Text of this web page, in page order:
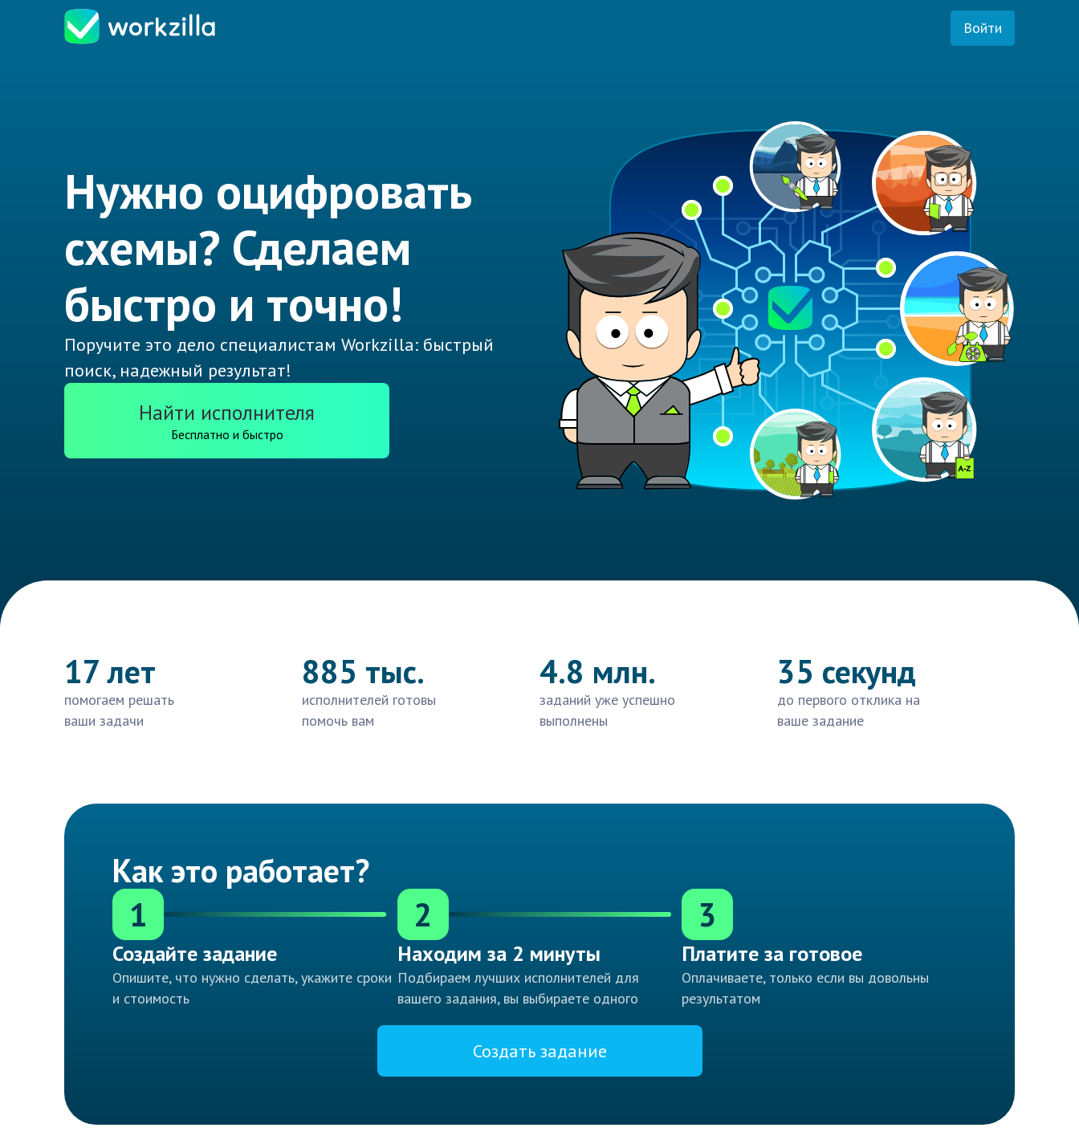
Войти
Нужно оцифровать
схемы? Сделаем
быстро и точно!
Поручите это дело специалистам Workzilla: быстрый
поиск, надежный результат!
Найти исполнителя
Бесплатно и быстро
17 лет
помогаем решать
ваши задачи
885 тыс.
исполнителей готовы
помочь вам
4.8 млн.
заданий уже успешно
выполнены
35 секунд
до первого отклика на
ваше задание
Как это работает?
1
Создайте задание
Опишите, что нужно сделать, укажите сроки
и стоимость
2
Находим за 2 минуты
Подбираем лучших исполнителей для
вашего задания, вы выбираете одного
3
Платите за готовое
Оплачиваете, только если вы довольны
результатом
Создать задание